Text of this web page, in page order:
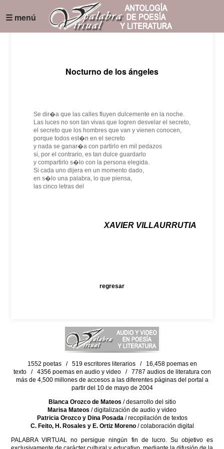
☰ menú
Nocturno de los ángeles
Se dir�a que las calles fluyen dulcemente en la noche.
Las luces no son tan vivas que logren desvelar el secreto,
el secreto que los hombres que van y vienen conocen,
porque todos est�n en el secreto
y nada se ganar�a con partirlo en mil pedazos
si, por el contrario, es tan dulce guardarlo
y compartirlo s�lo con la persona elegida.
Si cada uno dijera en un momento dado,
en s�lo una palabra, lo que piensa,
las cinco letras del
XAVIER VILLAURRUTIA
regresar
1552 poetas / 519 escritores literarios / 16,458 poemas en
texto / 4356 poemas en audio y video / 7787 audios de literatura con
más de 4,500 millones de accesos a las diferentes páginas del portal a
partir del 10 de mayo de 2004
Blanca Orozco de Mateos / desarrollo del sitio
Marisa Mateos / digitalización de audio y video
Patricia Orozco y Dina Posada/ recopilación de textos
C. Feito, H. Rosales y E. Ortiz Moreno/ colaboración digital
PALABRA VIRTUAL no persigue ningún fin de lucro. Su objetivo es